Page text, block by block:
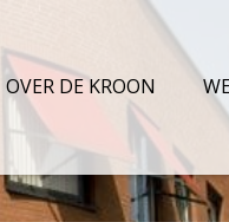
OVER DE KROON